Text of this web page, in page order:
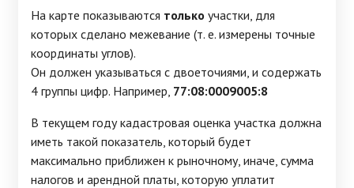
На карте показываются только участки, для
которых сделано межевание (т. е. измерены точные
координаты углов).
Он должен указываться с двоеточиями, и содержать
4 группы цифр. Например, 77:08:0009005:8
В текущем году кадастровая оценка участка должна
иметь такой показатель, который будет
максимально приближен к рыночному, иначе, сумма
налогов и арендной платы, которую уплатит